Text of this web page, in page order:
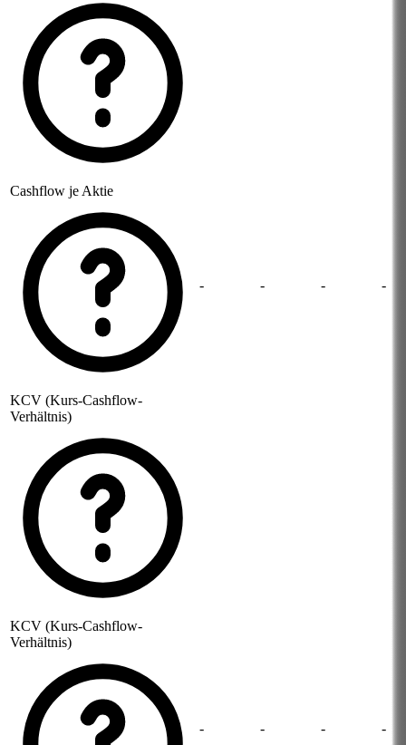
Cashflow je Aktie
- - - -
KCV (Kurs-Cashflow-
Verhältnis)
KCV (Kurs-Cashflow-
Verhältnis)
- - - -